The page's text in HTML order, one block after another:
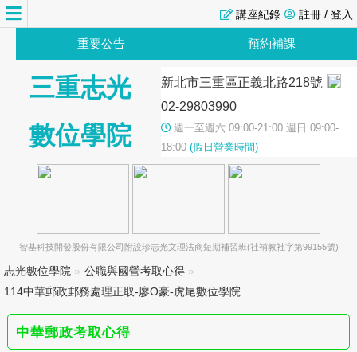
註冊 / 登入
講座紀錄
重要公告 預約補課
三重志光
數位學院
新北市三重區正義北路218號
02-29803990
週一至週六 09:00-21:00 週日 09:00-
18:00 (假日營業時間)
智基科技開發股份有限公司附設珍志光文理法商短期補習班(社補教社字第99155號)
志光數位學院 » 公職與國營考取心得 »
114中華郵政郵務處理正取-廖O豪-虎尾數位學院
中華郵政考取心得